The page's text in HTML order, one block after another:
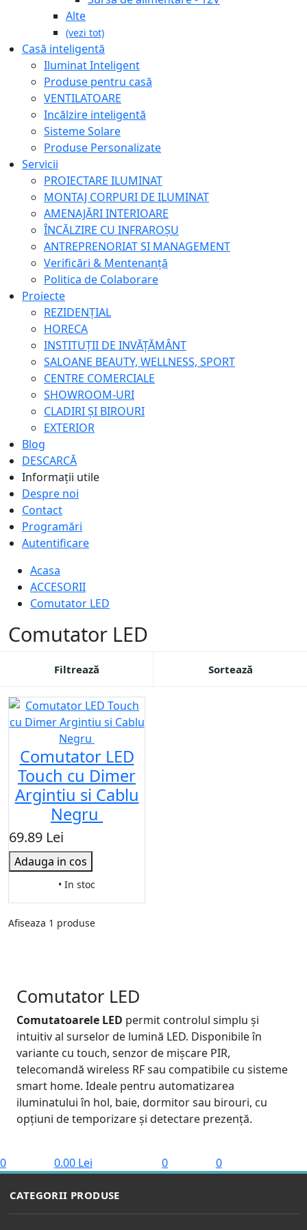
Alte
(vezi tot)
Casă inteligentă
Iluminat Inteligent
Produse pentru casă
VENTILATOARE
Incălzire inteligentă
Sisteme Solare
Produse Personalizate
Servicii
PROIECTARE ILUMINAT
MONTAJ CORPURI DE ILUMINAT
AMENAJĂRI INTERIOARE
ÎNCĂLZIRE CU INFRAROȘU
ANTREPRENORIAT SI MANAGEMENT
Verificări & Mentenanță
Politica de Colaborare
Proiecte
REZIDENȚIAL
HORECA
INSTITUȚII DE INVĂȚĂMÂNT
SALOANE BEAUTY, WELLNESS, SPORT
CENTRE COMERCIALE
SHOWROOM-URI
CLADIRI ȘI BIROURI
EXTERIOR
Blog
DESCARCĂ
Informații utile
Despre noi
Contact
Programări
Autentificare
Acasa
ACCESORII
Comutator LED
Comutator LED
Filtrează Sortează
Comutator LED
Touch cu Dimer
Argintiu si Cablu
Negru
69.89 Lei
Adauga in cos
• In stoc
Afiseaza 1 produse
Comutator LED
Comutatoarele LED permit controlul simplu și
intuitiv al surselor de lumină LED. Disponibile în
variante cu touch, senzor de mișcare PIR,
telecomandă wireless RF sau compatibile cu sisteme
smart home. Ideale pentru automatizarea
iluminatului în hol, baie, dormitor sau birouri, cu
opțiuni de temporizare și detectare prezență.
0 0.00 Lei 0 0
CATEGORII PRODUSE